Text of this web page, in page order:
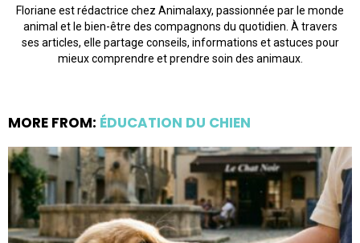
Floriane est rédactrice chez Animalaxy, passionnée par le monde
animal et le bien-être des compagnons du quotidien. À travers
ses articles, elle partage conseils, informations et astuces pour
mieux comprendre et prendre soin des animaux.
MORE FROM: ÉDUCATION DU CHIEN